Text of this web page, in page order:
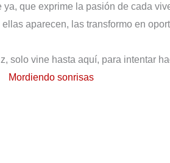
que exprime la pasión de cada
aparecen, las transformo en
solo vine hasta aquí, para intentar
Mordiendo sonrisas